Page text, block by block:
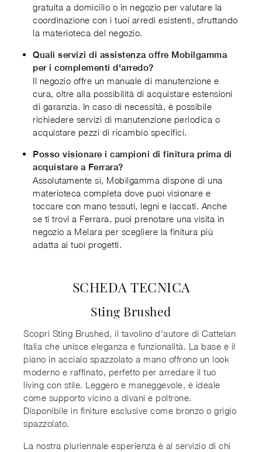
gratuita a domicilio o in negozio per valutare la
coordinazione con i tuoi arredi esistenti, sfruttando
la materioteca del negozio.
Quali servizi di assistenza offre Mobilgamma
per i complementi d'arredo?
Il negozio offre un manuale di manutenzione e
cura, oltre alla possibilità di acquistare estensioni
di garanzia. In caso di necessità, è possibile
richiedere servizi di manutenzione periodica o
acquistare pezzi di ricambio specifici.
Posso visionare i campioni di finitura prima di
acquistare a Ferrara?
Assolutamente sì, Mobilgamma dispone di una
materioteca completa dove puoi visionare e
toccare con mano tessuti, legni e laccati. Anche
se ti trovi a Ferrara, puoi prenotare una visita in
negozio a Melara per scegliere la finitura più
adatta ai tuoi progetti.
SCHEDA TECNICA
Sting Brushed
Scopri Sting Brushed, il tavolino d'autore di Cattelan
Italia che unisce eleganza e funzionalità. La base e il
piano in acciaio spazzolato a mano offrono un look
moderno e raffinato, perfetto per arredare il tuo
living con stile. Leggero e maneggevole, è ideale
come supporto vicino a divani e poltrone.
Disponibile in finiture esclusive come bronzo o grigio
spazzolato.
La nostra pluriennale esperienza è al servizio di chi